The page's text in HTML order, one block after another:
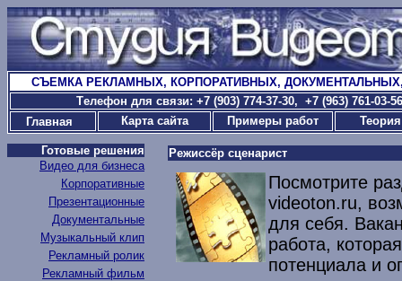
СЪЕМКА РЕКЛАМНЫХ, КОРПОРАТИВНЫХ,
Tелефон для связи: +7 (903) 774-37-30, +7 (963) 761-03-
Главная
Карта сайта Примеры работ
Готовые решения
Видео для бизнеса
Корпоративные
Презентационные
Документальные
Музыкальный клип
Рекламный ролик
Рекламный фильм
Режиссёр сценарист
Посмотрите
videoton.ru,
для себя.
работа,
потенциала и